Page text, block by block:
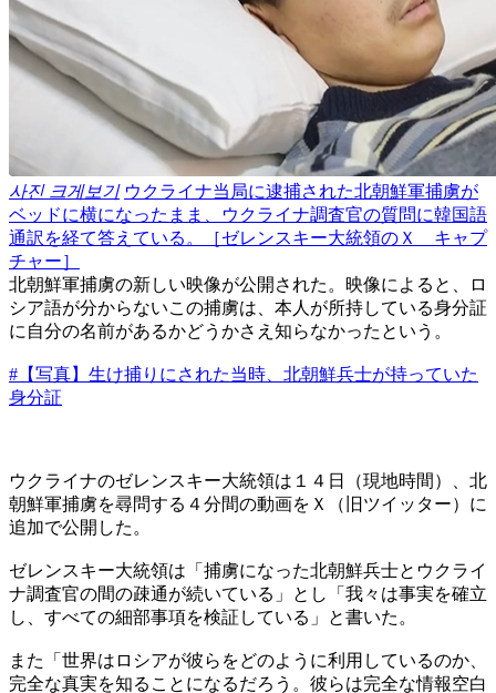
사진 크게보기 ウクライナ当局に逮捕された北朝鮮軍捕虜が
ベッドに横になったまま、ウクライナ調査官の質問に韓国語
通訳を経て答えている。［ゼレンスキー大統領のＸ キャプ
チャー］
北朝鮮軍捕虜の新しい映像が公開された。映像によると、ロ
シア語が分からないこの捕虜は、本人が所持している身分証
に自分の名前があるかどうかさえ知らなかったという。
#【写真】生け捕りにされた当時、北朝鮮兵士が持っていた
身分証
ウクライナのゼレンスキー大統領は１４日（現地時間）、北
朝鮮軍捕虜を尋問する４分間の動画をＸ（旧ツイッター）に
追加で公開した。
ゼレンスキー大統領は「捕虜になった北朝鮮兵士とウクライ
ナ調査官の間の疎通が続いている」とし「我々は事実を確立
し、すべての細部事項を検証している」と書いた。
また「世界はロシアが彼らをどのように利用しているのか、
完全な真実を知ることになるだろう。彼らは完全な情報空白